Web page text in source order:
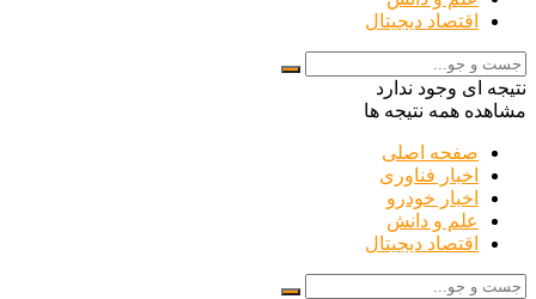
اقتصاد دیجیتال
نتیجه ای وجود ندارد
مشاهده همه نتیجه ها
صفحه اصلی
اخبار فناوری
اخبار خودرو
علم و دانش
اقتصاد دیجیتال